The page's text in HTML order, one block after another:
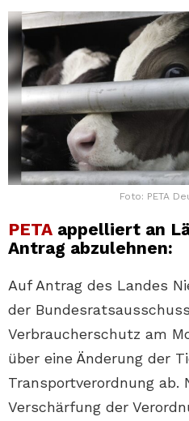
Foto: PETA
PETA appelliert an
Antrag abzulehnen:
Auf Antrag des Landes
der
Verbraucherschutz am
über eine Änderung der
Transportverordnung ab.
Verschärfung der